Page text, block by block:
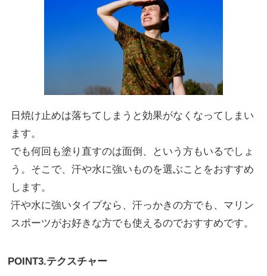
日焼け止めは落ちてしまうと効果がなくなってしまい
ます。
でも何回も塗り直すのは面倒、という方もいるでしょ
う。そこで、汗や水に強いものを選ぶことをおすすめ
します。
汗や水に強いタイプなら、汗っかきの方でも、マリン
スポーツがお好きな方でも使えるのでおすすめです。
POINT3.テクスチャー